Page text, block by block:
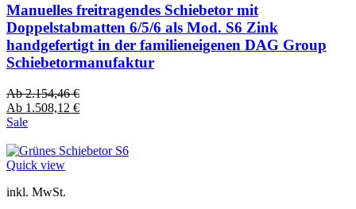
Manuelles freitragendes Schiebetor mit
Doppelstabmatten 6/5/6 als Mod. S6 Zink
handgefertigt in der familieneigenen DAG Group
Schiebetormanufaktur
Ab2.154,46€
Ab 1.508,12 €
Sale
Quick view
inkl. MwSt.